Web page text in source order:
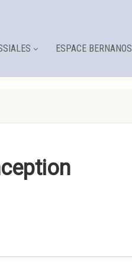
ESPACE BERNANOS